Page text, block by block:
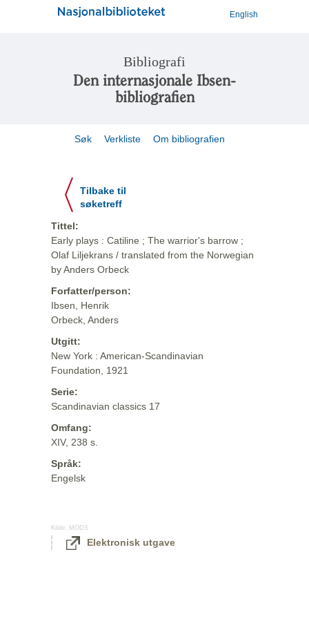
English
Bibliografi
Den internasjonale Ibsen-
bibliografien
Søk Verkliste Om bibliografien
Tilbake til
søketreff
Tittel:
Early plays : Catiline ; The warrior's barrow ;
Olaf Liljekrans / translated from the Norwegian
by Anders Orbeck
Forfatter/person:
Ibsen, Henrik
Orbeck, Anders
Utgitt:
New York : American-Scandinavian
Foundation, 1921
Serie:
Scandinavian classics 17
Omfang:
XIV, 238 s.
Språk:
Engelsk
Kilde: MODS
Elektronisk utgave